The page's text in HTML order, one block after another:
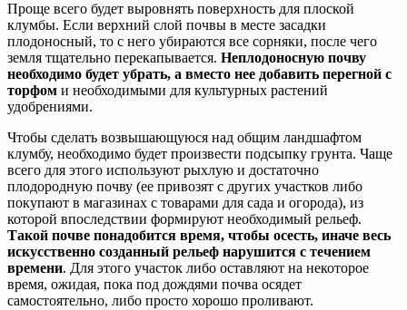
Проще всего будет выровнять поверхность для плоской
клумбы. Если верхний слой почвы в месте засадки
плодоносный, то с него убираются все сорняки, после чего
земля тщательно перекапывается. Неплодоносную почву
необходимо будет убрать, а вместо нее добавить перегной с
торфом и необходимыми для культурных растений
удобрениями.
Чтобы сделать возвышающуюся над общим ландшафтом
клумбу, необходимо будет произвести подсыпку грунта. Чаще
всего для этого используют рыхлую и достаточно
плодородную почву (ее привозят с других участков либо
покупают в магазинах с товарами для сада и огорода), из
которой впоследствии формируют необходимый рельеф.
Такой почве понадобится время, чтобы осесть, иначе весь
искусственно созданный рельеф нарушится с течением
времени. Для этого участок либо оставляют на некоторое
время, ожидая, пока под дождями почва осядет
самостоятельно, либо просто хорошо проливают.